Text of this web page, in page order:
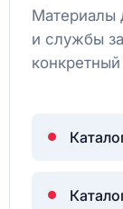
Материалы
и службы